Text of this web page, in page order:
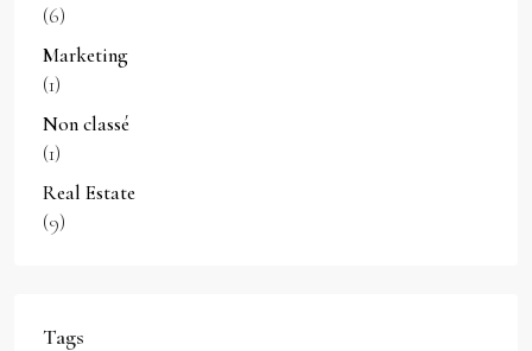
(6)
Marketing
(1)
Non classé
(1)
Real Estate
(9)
Tags